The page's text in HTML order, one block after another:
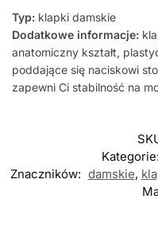
Typ: klapki damskie
Dodatkowe informacje:
anatomiczny kształt,
poddające się naciskowi
zapewni Ci stabilność na
Kategorie:
Znaczników: damskie,